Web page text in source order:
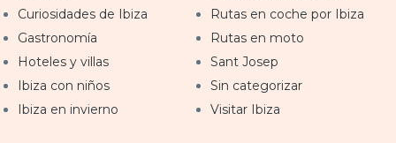
Curiosidades de Ibiza
Gastronomía
Hoteles y villas
Ibiza con niños
Ibiza en invierno
Rutas en coche por Ibiza
Rutas en moto
Sant Josep
Sin categorizar
Visitar Ibiza